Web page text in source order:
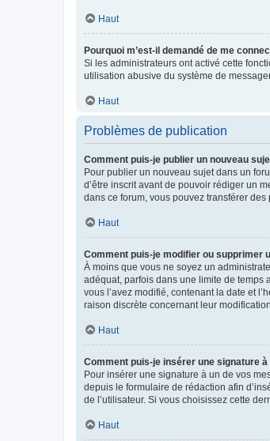
Haut
Pourquoi m’est-il demandé de me
Si les administrateurs ont activé cette
utilisation abusive du système de
Haut
Problèmes de publication
Comment puis-je publier un nouveau
Pour publier un nouveau sujet dans un
d’être inscrit avant de pouvoir rédiger un
dans ce forum, vous pouvez transférer des
Haut
Comment puis-je modifier ou supprimer
À moins que vous ne soyez un
adéquat, parfois dans une limite de temps
vous l’avez modifié, contenant la date et
raison discrète concernant leur
Haut
Comment puis-je insérer une signature
Pour insérer une signature à un de vos
depuis le formulaire de rédaction afin
de l’utilisateur. Si vous choisissez cette
Haut